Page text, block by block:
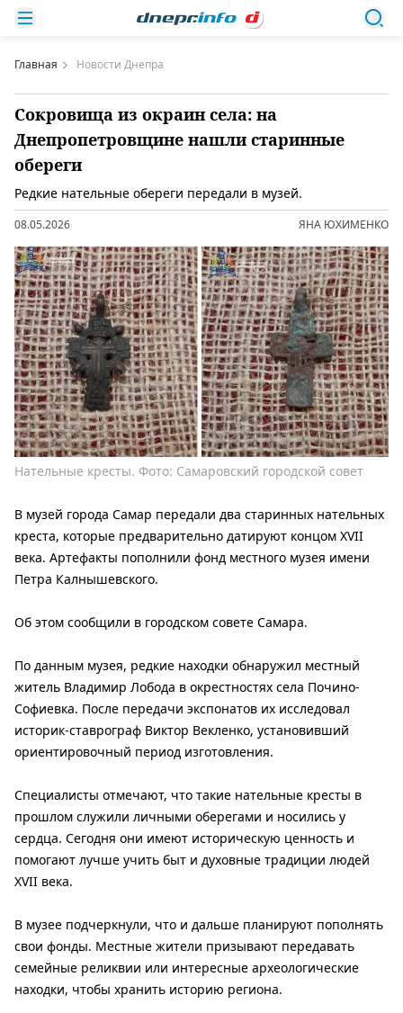
Главная Новости Днепра
Сокровища из окраин села: на
Днепропетровщине нашли старинные
обереги
Редкие нательные обереги передали в музей.
08.05.2026 ЯНА ЮХИМЕНКО
Нательные кресты. Фото: Самаровский городской совет
В музей города Самар передали два старинных нательных
креста, которые предварительно датируют концом XVII
века. Артефакты пополнили фонд местного музея имени
Петра Калнышевского.
Об этом сообщили в городском совете Самара.
По данным музея, редкие находки обнаружил местный
житель Владимир Лобода в окрестностях села Почино-
Софиевка. После передачи экспонатов их исследовал
историк-ставрограф Виктор Векленко, установивший
ориентировочный период изготовления.
Специалисты отмечают, что такие нательные кресты в
прошлом служили личными оберегами и носились у
сердца. Сегодня они имеют историческую ценность и
помогают лучше учить быт и духовные традиции людей
XVII века.
В музее подчеркнули, что и дальше планируют пополнять
свои фонды. Местные жители призывают передавать
семейные реликвии или интересные археологические
находки, чтобы хранить историю региона.